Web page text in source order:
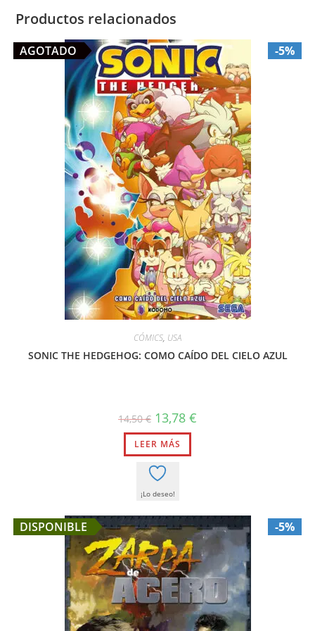
Productos relacionados
-5%
AGOTADO
CÓMICS, USA
SONIC THE HEDGEHOG: COMO CAÍDO DEL CIELO AZUL
14,50€ El
precio
original
era:
14,50 €.
13,78 €
LEER MÁS
¡Lo deseo!
DISPONIBLE -5%